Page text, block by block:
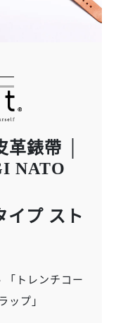
錶帶 │
NATO
イプ スト
「トレンチコー
ップ」